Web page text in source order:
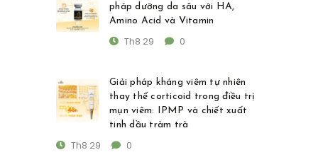
pháp dưỡng da sâu với HA,
Amino Acid và Vitamin
Th8 29 0
Giải pháp kháng viêm tự nhiên
thay thế corticoid trong điều trị
mụn viêm: IPMP và chiết xuất
tinh dầu tràm trà
Th8 29 0